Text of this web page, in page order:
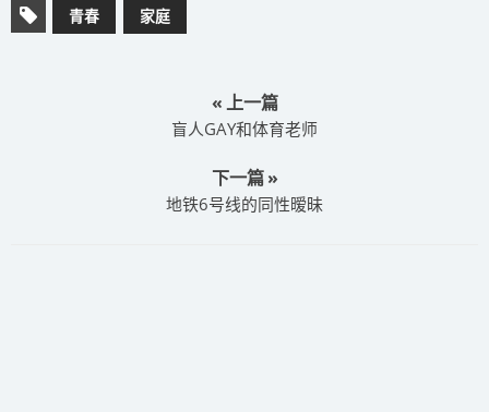
青春 家庭
« 上一篇
盲人GAY和体育老师
下一篇 »
地铁6号线的同性暧昧